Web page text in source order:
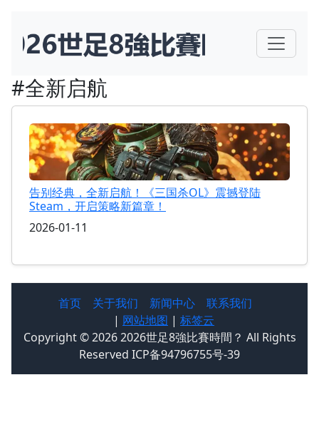
#全新启航
告别经典，全新启航！《三国杀OL》震撼登陆
Steam，开启策略新篇章！
2026-01-11
首页 关于我们 新闻中心
联系我们
| 网站地图 | 标签云
Copyright © 2026 2026世足8強比賽時間？ All Rights
Reserved ICP备94796755号-39